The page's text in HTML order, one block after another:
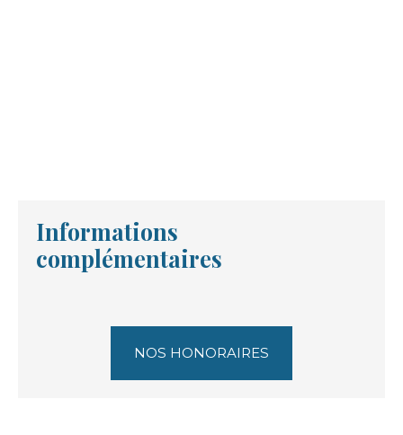
Informations
complémentaires
NOS HONORAIRES